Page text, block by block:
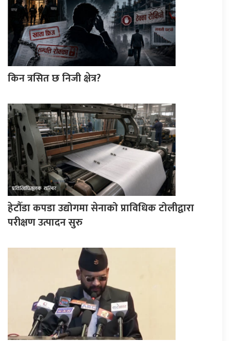
किन त्रसित छ निजी क्षेत्र?
हेटौँडा कपडा उद्योगमा सेनाको प्राविधिक टोलीद्वारा
परीक्षण उत्पादन सुरु